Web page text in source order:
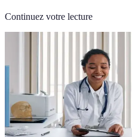
Continuez votre lecture